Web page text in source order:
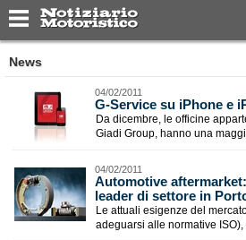
News
04/02/2011
G-Service su iPhone e
Da dicembre, le officine
Giadi Group, hanno una
04/02/2011
Automotive
leader di settore in
Le attuali esigenze del
adeguarsi alle normative